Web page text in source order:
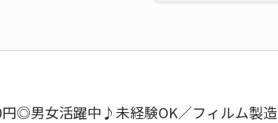
◎男女活躍中♪未経験OK／フィルム製造